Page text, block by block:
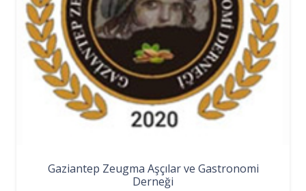
Gaziantep Zeugma Aşçılar ve Gastronomi
Derneği